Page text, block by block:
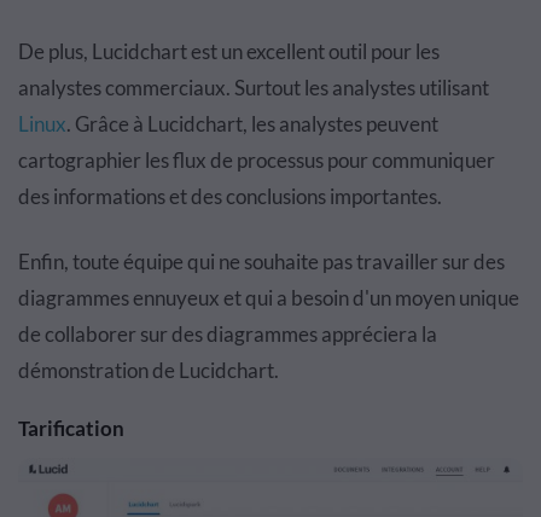
De plus, Lucidchart est un excellent outil pour les
analystes commerciaux. Surtout les analystes utilisant
Linux. Grâce à Lucidchart, les analystes peuvent
cartographier les flux de processus pour communiquer
des informations et des conclusions importantes.
Enfin, toute équipe qui ne souhaite pas travailler sur des
diagrammes ennuyeux et qui a besoin d'un moyen unique
de collaborer sur des diagrammes appréciera la
démonstration de Lucidchart.
Tarification